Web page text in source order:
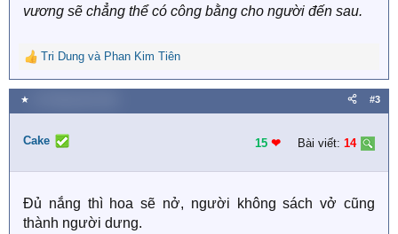
vương sẽ chẳng thể có công bằng cho người đến sau.
R
e
a
c
i
n
:
Tri Dung và Phan Kim Tiên
★ #3
Cake 15 ❤︎ Bài viết: 14
Đủ nắng thì hoa sẽ nở, người không sách vở cũng
thành người dưng.